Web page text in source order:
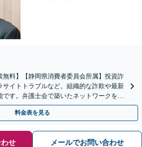
無料】【静岡県消費者委員会所属】投資詐
サイトトラブルなど。組織的な詐欺や最新
す。弁護士会で築いたネットワークを駆
と被害額の回収に向けて尽力
料金表を見る
せ メールでお問い合わせ